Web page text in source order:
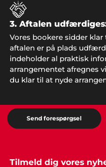
3. Aftalen
Vores bookere sidder
aftalen er på plads
indeholder al praktisk
arrangementet afregnes
du klar til at nyde
Send forespørgsel
Tilmeld dig vores